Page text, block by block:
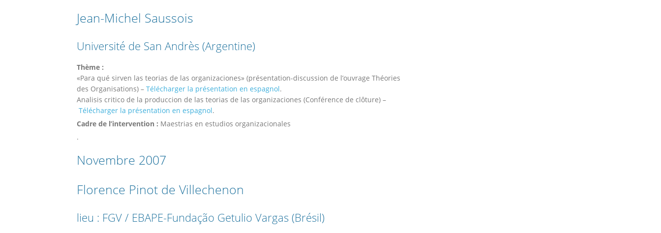
Jean-Michel Saussois
Université de San Andrès (Argentine)
Thème :
«Para qué sirven las teorias de las organizaciones» (présentation-discussion de l’ouvrage Théories
des Organisations) – Télécharger la présentation en espagnol.
Analisis critico de la produccion de las teorias de las organizaciones (Conférence de clôture) –
Télécharger la présentation en espagnol.
Cadre de l’intervention : Maestrias en estudios organizacionales
.
Novembre 2007
Florence Pinot de Villechenon
lieu : FGV / EBAPE-Fundação Getulio Vargas (Brésil)